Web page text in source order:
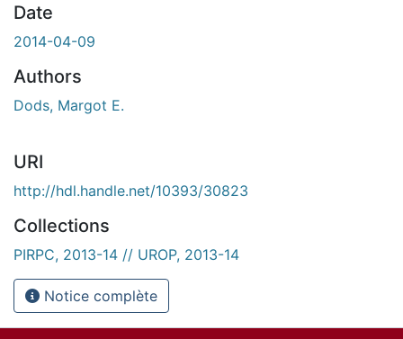
Date
2014-04-09
Authors
Dods, Margot E.
URI
http://hdl.handle.net/10393/30823
Collections
PIRPC, 2013-14 // UROP, 2013-14
Notice complète